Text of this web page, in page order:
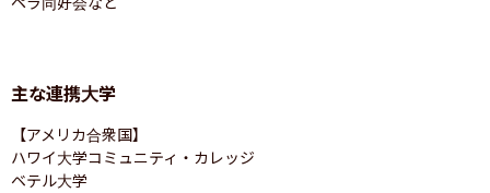
主な連携大学
【アメリカ合衆国】
ハワイ大学コミュニティ・カレッジ
ベテル大学